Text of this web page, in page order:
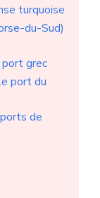
turquoise
du-Sud)
port grec
port du
de